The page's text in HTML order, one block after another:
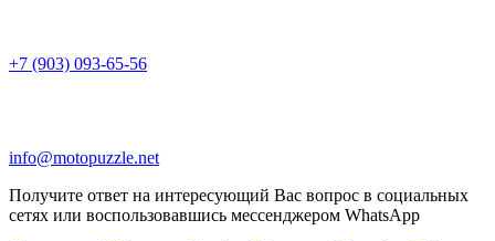
+7 (903) 093-65-56
info@motopuzzle.net
Получите ответ на интересующий Вас вопрос в социальных
сетях или воспользовавшись мессенджером WhatsApp